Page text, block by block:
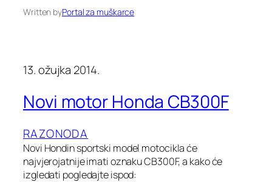
Written byPortal za muškarce
13. ožujka 2014.
Novi motor Honda CB300F
RAZONODA
Novi Hondin sportski model motocikla će
najvjerojatnije imati oznaku CB300F, a kako će
izgledati pogledajte ispod: